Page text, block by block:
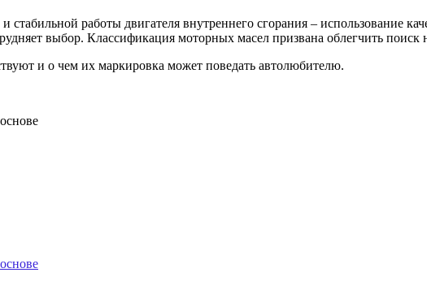
стабильной работы двигателя внутреннего сгорания – использование
выбор. Классификация моторных масел призвана облегчить
и о чем их маркировка может поведать автолюбителю.